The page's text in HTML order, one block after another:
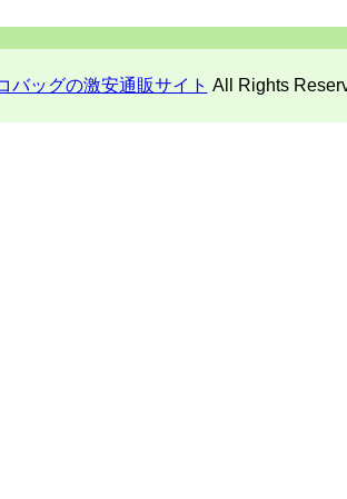
バッグの激安通販サイト All Rights